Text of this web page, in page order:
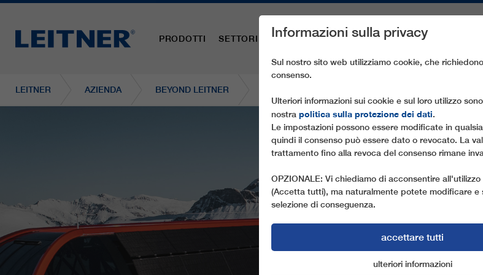
PRODOTTI SETTORI PEZZI DI RICAMBIO ASSISTENZA CLIENTI
LEITNER AZIENDA BEYOND LEITNER
Informazioni sulla privacy
Sul nostro sito web utilizziamo cookie, che
consenso.
Ulteriori informazioni sui cookie e sul loro utilizzo
nostra politica sulla protezione dei dati.
Le impostazioni possono essere modificate in
quindi il consenso può essere dato o revocato. La
trattamento fino alla revoca del consenso rimane
OPZIONALE: Vi chiediamo di acconsentire
(Accetta tutti), ma naturalmente potete modificare e
selezione di conseguenza.
accettare tutti
cookie di marketing
ulteriori informazioni